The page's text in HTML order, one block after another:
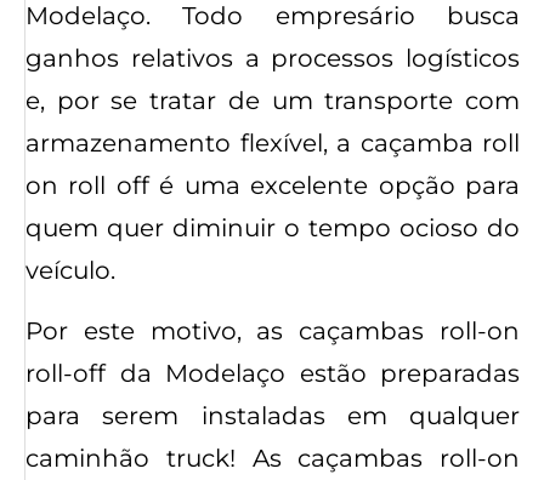
Modelaço. Todo empresário busca
ganhos relativos a processos logísticos
e, por se tratar de um transporte com
armazenamento flexível, a caçamba roll
on roll off é uma excelente opção para
quem quer diminuir o tempo ocioso do
veículo.
Por este motivo, as caçambas roll-on
roll-off da Modelaço estão preparadas
para serem instaladas em qualquer
caminhão truck! As caçambas roll-on